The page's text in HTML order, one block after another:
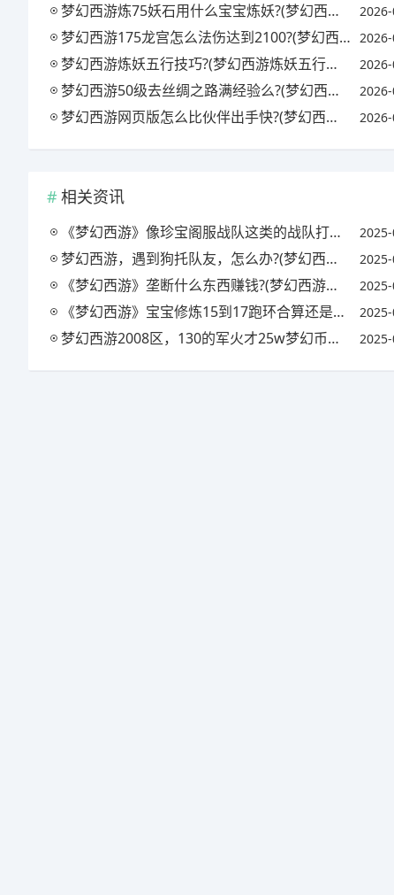
梦幻西游炼75妖石用什么宝宝炼妖?(梦幻西游75炼妖石多少钱)
梦幻西游175龙宫怎么法伤达到2100?(梦幻西游175龙宫多少法爆)
梦幻西游炼妖五行技巧?(梦幻西游炼妖五行技巧大全)
梦幻西游50级去丝绸之路满经验么?(梦幻西游丝绸之路多少级练级)
梦幻西游网页版怎么比伙伴出手快?(梦幻西游网页版用什么伙伴好)
相关资讯
《梦幻西游》像珍宝阁服战队这类的战队打服战为了什么?(梦幻西游珍宝阁服战队伍)
梦幻西游，遇到狗托队友，怎么办?(梦幻西游狗托什么意思)
《梦幻西游》垄断什么东西赚钱?(梦幻西游垄断低价值物品)
《梦幻西游》宝宝修炼15到17跑环合算还是吃修炼果合算?(梦幻西游155级宝宝修吃修炼果合算还是跑环合算)
梦幻西游2008区，130的军火才25w梦幻币，为啥这么便宜?(梦幻西游玩军火玩了几十万怎么办)